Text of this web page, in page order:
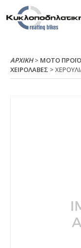
ΑΡΧΙΚΉ> ΜΟΤΟ
ΧΕΙΡΟΛΑΒΕΣ >